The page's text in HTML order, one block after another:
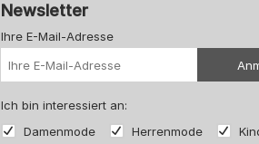
Newsletter
Ihre E-Mail-Adresse
Ich bin interessiert an:
Damenmode
Herrenmode